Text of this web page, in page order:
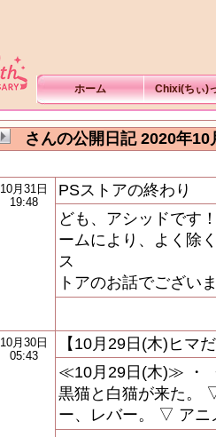
ホーム Chixi(ちぃ)
さんの公開日記 2020年10
10月31日
19:48
PSストアの終わり
ども、アシッドです
ームにより、よく除
ス
トアのお話でござい
10月30日
05:43
【10月29日(木)ヒマ
≪10月29日(木)≫ ・
黒猫と白猫が来た。
ー、レバー。 ▽ アニ